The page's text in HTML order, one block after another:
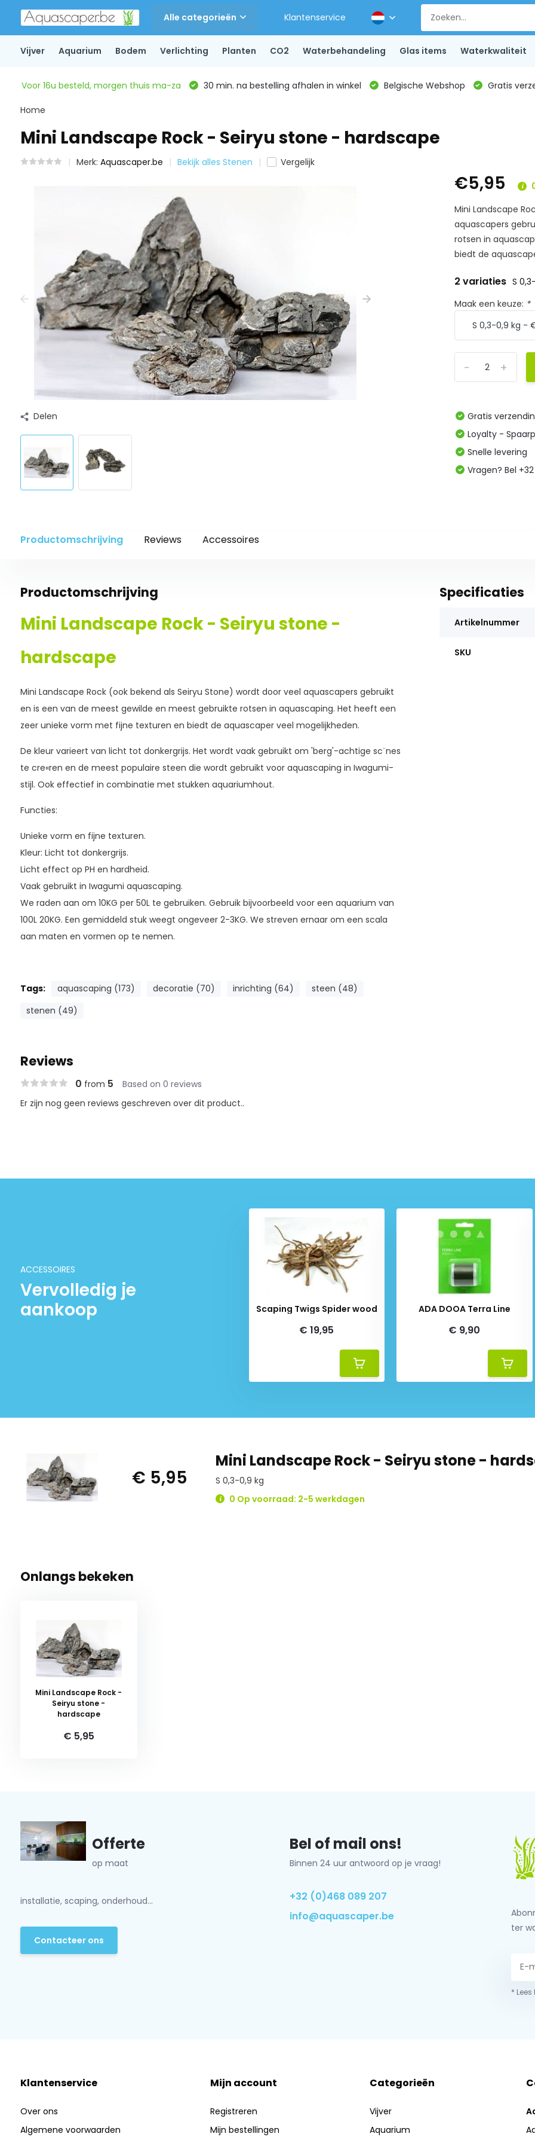
Alle categorieën Klantenservice
Vijver Aquarium Bodem Verlichting Planten CO2 Waterbehandeling Glas items Waterkwaliteit
Voor 16u besteld, morgen thuis ma-za 30 min. na bestelling afhalen in winkel Belgische Webshop Gratis
Home
Mini Landscape Rock - Seiryu stone - hardscape
Merk: Aquascaper.be Bekijk alles Stenen Vergelijk
Delen
€5,95
Mini Landscape
aquascapers
rotsen in
biedt de
2 variaties S
Maak een keuze: *
+
-
Gratis
Loyalty -
Snelle levering
Vragen? Bel
Productomschrijving Reviews Accessoires
Productomschrijving
Mini Landscape Rock - Seiryu stone -
hardscape
Mini Landscape Rock (ook bekend als Seiryu Stone) wordt door veel aquascapers gebruikt
en is een van de meest gewilde en meest gebruikte rotsen in aquascaping. Het heeft een
zeer unieke vorm met fijne texturen en biedt de aquascaper veel mogelijkheden.
De kleur varieert van licht tot donkergrijs. Het wordt vaak gebruikt om 'berg'-achtige sc¨nes
te cre«ren en de meest populaire steen die wordt gebruikt voor aquascaping in Iwagumi-
stijl. Ook effectief in combinatie met stukken aquariumhout.
Functies:
Unieke vorm en fijne texturen.
Kleur: Licht tot donkergrijs.
Licht effect op PH en hardheid.
Vaak gebruikt in Iwagumi aquascaping.
We raden aan om 10KG per 50L te gebruiken. Gebruik bijvoorbeeld voor een aquarium van
100L 20KG. Een gemiddeld stuk weegt ongeveer 2-3KG. We streven ernaar om een scala
aan maten en vormen op te nemen.
Tags: aquascaping (173) decoratie (70) inrichting (64)
steen (48)
stenen (49)
Specificaties
Artikelnummer
SKU
Reviews
0 from 5 Based on 0 reviews
Er zijn nog geen reviews geschreven over dit product..
ACCESSOIRES
Vervolledig je
aankoop
Scaping Twigs Spider wood
€ 19,95
ADA DOOA Terra Line
€ 9,90
€ 5,95
Mini Landscape Rock - Seiryu stone -
S 0,3-0,9 kg
0 Op voorraad: 2-5 werkdagen
Onlangs bekeken
Mini Landscape Rock -
Seiryu stone -
hardscape
€ 5,95
Offerte
op maat
installatie, scaping, onderhoud...
Contacteer ons
Bel of mail ons!
Binnen 24 uur antwoord op je vraag!
+32 (0)468 089 207
info@aquascaper.be
ter
*
Klantenservice
Over ons
Algemene voorwaarden
Mijn account
Registreren
Mijn bestellingen
Categorieën
Vijver
Aquarium